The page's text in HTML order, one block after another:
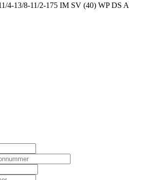
4-13/8-11/2-175 IM SV (40) WP DS A